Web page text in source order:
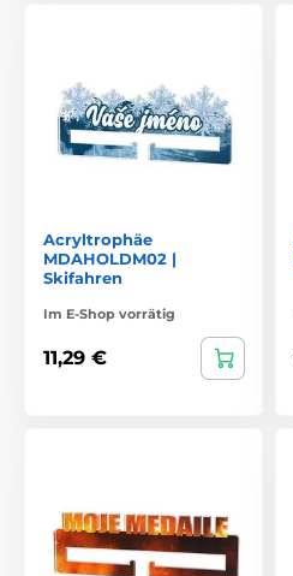
Acryltrophäe
MDAHOLDM02 |
Skifahren
Im E-Shop vorrätig
11,29 €